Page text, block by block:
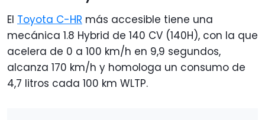
El Toyota C-HR más accesible tiene una
mecánica 1.8 Hybrid de 140 CV (140H), con la que
acelera de 0 a 100 km/h en 9,9 segundos,
alcanza 170 km/h y homologa un consumo de
4,7 litros cada 100 km WLTP.